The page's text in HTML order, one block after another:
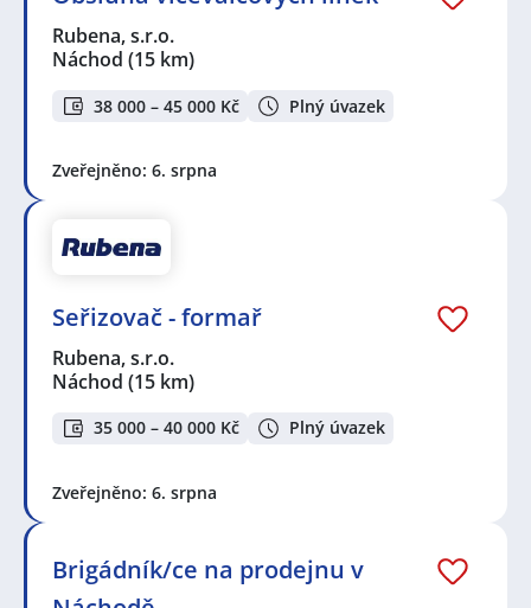
Rubena, s.r.o.
Náchod (15 km)
38 000 – 45 000 Kč Plný úvazek
Zveřejněno: 6. srpna
Seřizovač - formař
Rubena, s.r.o.
Náchod (15 km)
35 000 – 40 000 Kč Plný úvazek
Zveřejněno: 6. srpna
Brigádník/ce na prodejnu v